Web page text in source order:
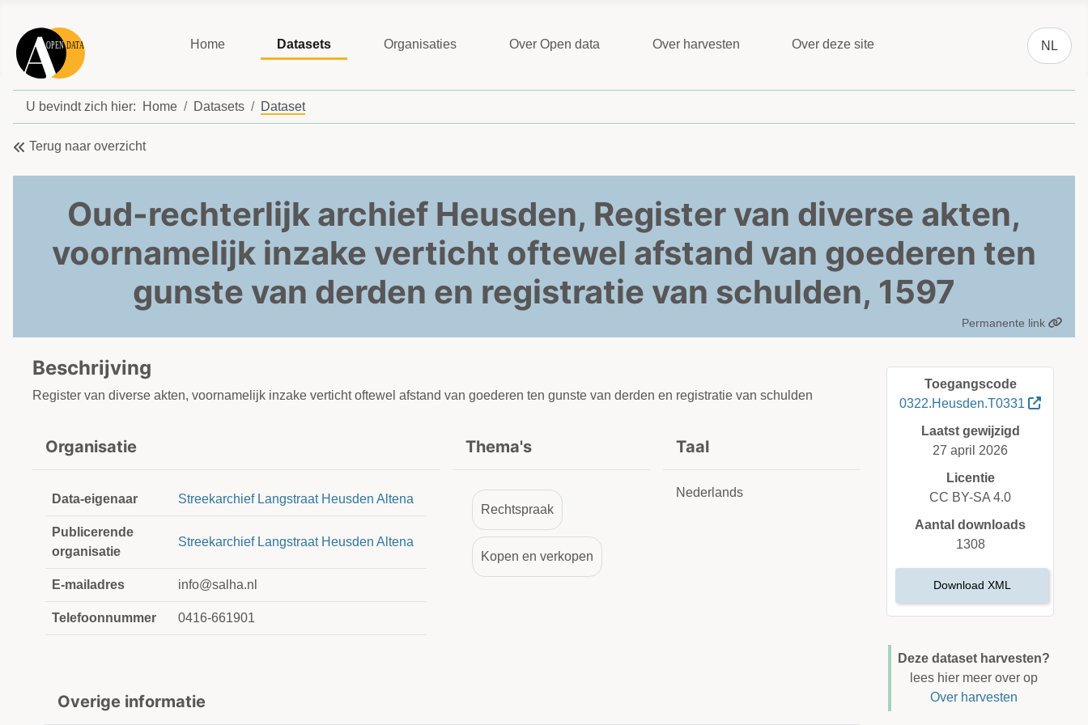
Home Datasets Organisaties Over Open data Over harvesten Over deze site
Selecteer
NL
U bevindt zich hier: Home Datasets Dataset
Terug naar overzicht
Oud-rechterlijk archief Heusden, Register van diverse akten,
voornamelijk inzake verticht oftewel afstand van goederen ten
gunste van derden en registratie van schulden, 1597
Permanente link
Beschrijving
Register van diverse akten, voornamelijk inzake verticht oftewel afstand van goederen ten gunste van derden en registratie van schulden
Organisatie
Data-eigenaar Streekarchief Langstraat Heusden Altena
Publicerende
organisatie
Streekarchief Langstraat Heusden Altena
E-mailadres info@salha.nl
Telefoonnummer 0416-661901
Thema's
Rechtspraak
Kopen en verkopen
Taal
Nederlands
Overige informatie
Toegangscode
0322.Heusden.T0331
Laatst gewijzigd
27 april 2026
Licentie
CC BY-SA 4.0
Aantal downloads
1308
Download XML
Deze dataset harvesten?
lees hier meer over op
Over harvesten